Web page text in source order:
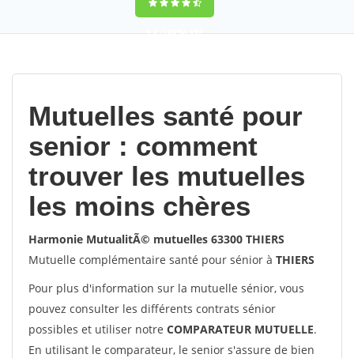
9,2(100%)452
Mutuelles santé pour
senior : comment
trouver les mutuelles
les moins chères
Harmonie MutualitÃ© mutuelles 63300 THIERS
Mutuelle complémentaire santé pour sénior à THIERS
Pour plus d'information sur la mutuelle sénior, vous
pouvez consulter les différents contrats sénior
possibles et utiliser notre COMPARATEUR MUTUELLE.
En utilisant le comparateur, le senior s'assure de bien